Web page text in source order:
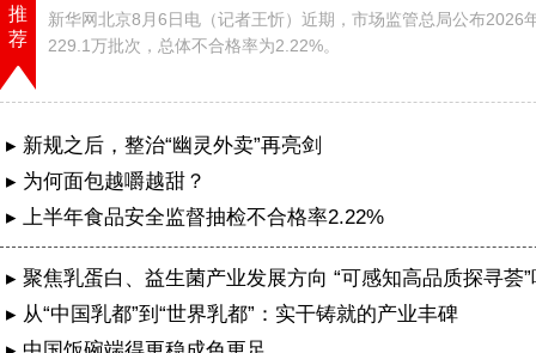
推
荐
新华网北京8月6日电（记者王忻）近期，市场监管总局公布
229.1万批次，总体不合格率为2.22%。
【了解详情】
▸ 新规之后，整治“幽灵外卖”再亮剑
▸ 为何面包越嚼越甜？
▸ 上半年食品安全监督抽检不合格率2.22%
▸ 聚焦乳蛋白、益生菌产业发展方向 “可感知高品质探寻荟
特举办
▸ 从“中国乳都”到“世界乳都”：实干铸就的产业丰碑